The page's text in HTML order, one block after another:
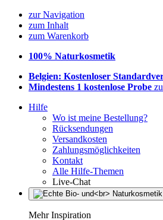
zur Navigation
zum Inhalt
zum Warenkorb
100% Naturkosmetik
Belgien: Kostenloser
Mindestens 1 kostenlose Probe
Hilfe
Wo ist meine Bestellung?
Rücksendungen
Versandkosten
Zahlungsmöglichkeiten
Kontakt
Alle Hilfe-Themen
Live-Chat
Mehr Inspiration